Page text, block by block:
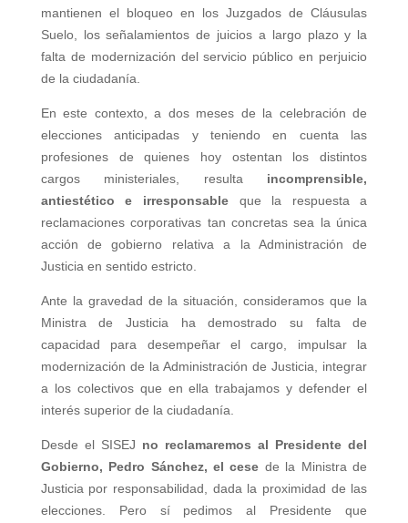
mantienen el bloqueo en los Juzgados de Cláusulas
Suelo, los señalamientos de juicios a largo plazo y la
falta de modernización del servicio público en perjuicio
de la ciudadanía.
En este contexto, a dos meses de la celebración de
elecciones anticipadas y teniendo en cuenta las
profesiones de quienes hoy ostentan los distintos
cargos ministeriales, resulta incomprensible,
antiestético e irresponsableque la respuesta a
reclamaciones corporativas tan concretas sea la única
acción de gobierno relativa a la Administración de
Justicia en sentido estricto.
Ante la gravedad de la situación, consideramos que la
Ministra de Justicia ha demostrado su falta de
capacidad para desempeñar el cargo, impulsar la
modernización de la Administración de Justicia, integrar
a los colectivos que en ella trabajamos y defender el
interés superior de la ciudadanía.
Desde el SISEJ no reclamaremos al Presidente del
Gobierno, Pedro Sánchez, el cese de la Ministra de
Justicia por responsabilidad, dada la proximidad de las
elecciones. Pero sí pedimos al Presidente que